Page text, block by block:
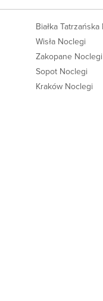
Białka
Wisła Noclegi
Zakopane Noclegi
Sopot Noclegi
Kraków Noclegi